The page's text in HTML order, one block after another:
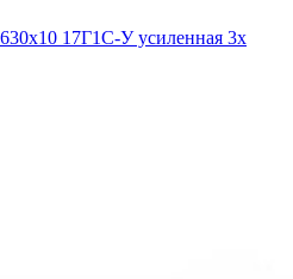
17Г1С-У усиленная 3х